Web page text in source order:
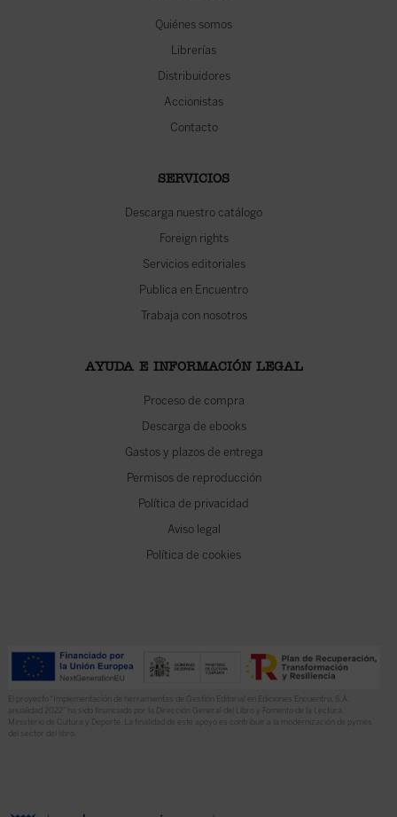
Quiénes somos
Librerías
Distribuidores
Accionistas
Contacto
SERVICIOS
Descarga nuestro catálogo
Foreign rights
Servicios editoriales
Publica en Encuentro
Trabaja con nosotros
AYUDA E INFORMACIÓN LEGAL
Proceso de compra
Descarga de ebooks
Gastos y plazos de entrega
Permisos de reproducción
Política de privacidad
Aviso legal
Política de cookies
El proyecto “Implementación de herramientas de Gestión Editorial en Ediciones Encuentro, S.A.
anualidad 2022” ha sido financiado por la Dirección General del Libro y Fomento de la Lectura,
Ministerio de Cultura y Deporte. La finalidad de este apoyo es contribuir a la modernización de pymes
del sector del libro.